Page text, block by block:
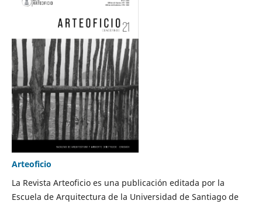
Arteoficio
La Revista Arteoficio es una publicación editada por la
Escuela de Arquitectura de la Universidad de Santiago de